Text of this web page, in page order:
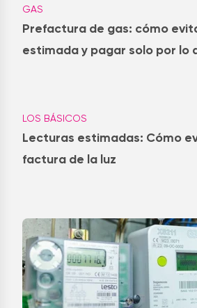
GAS
Prefactura de gas: cómo
estimada y pagar solo por lo
LOS BÁSICOS
Lecturas estimadas: Cómo
factura de la luz